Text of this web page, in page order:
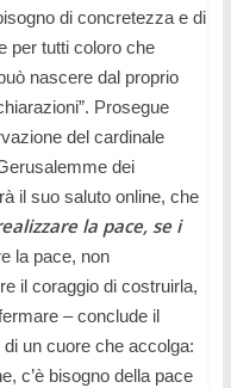
di concretezza e di
per tutti coloro che
nascere dal proprio
Prosegue
del cardinale
dei
il suo saluto online, che
la pace, se i
la pace, non
il coraggio di costruirla,
– conclude il
un cuore che accolga:
c’è bisogno della pace